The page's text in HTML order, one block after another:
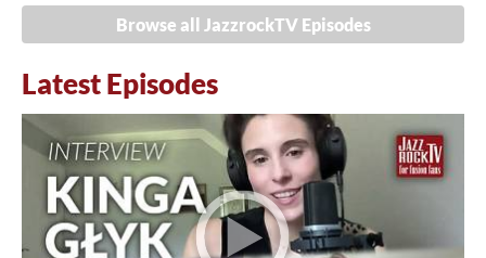
Browse all JazzrockTV Episodes
Latest Episodes